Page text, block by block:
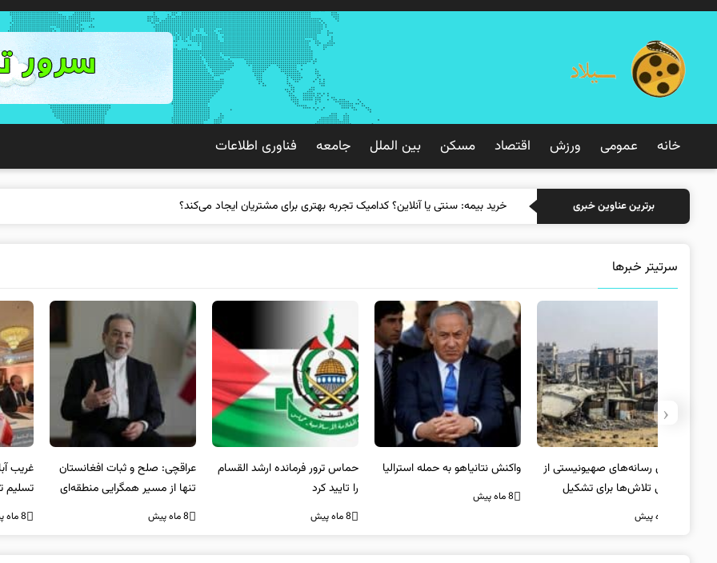
خانه عمومی ورزش اقتصاد مسکن بین الملل جامعه فناوری اطلاعات
برترین عناوین خبری خرید
سرتیتر خبرها
واکنش نتانیاهو به حمله استرالیا
حماس ترور فرمانده ارشد القسام
را تایید کرد
عراقچی: صلح و ثبات افغانستان
تنها از مسیر همگرایی منطقه‌ای
محقق می‌شود8 ماه پیش
غریب آبادی: مردم ایران هرگز
تسلیم تهدیدات و تجاوزات
نخواهند شد و متحد و منسجم8 ماه پیش 8
‹